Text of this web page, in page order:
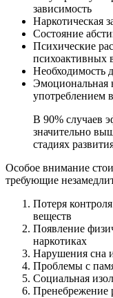
зависимость
Наркотическая
Состояние
Психические
психоактивных
Необходимость
Эмоциональная
употреблением
В 90% случаев
значительно
стадиях
Особое внимание
требующие
Потеря
веществ
Появление
наркотиках
Нарушения сна
Проблемы с
Социальная
Пренебрежение